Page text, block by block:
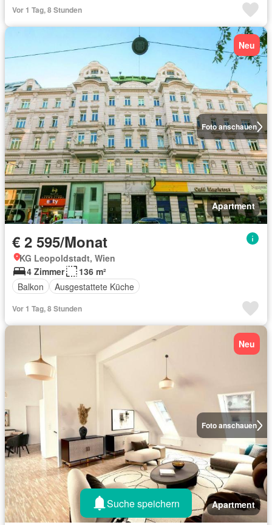
Vor 1 Tag, 8 Stunden
Foto anschauen
Neu
Apartment
€ 2 595/Monat
KG Leopoldstadt, Wien
4 Zimmer
136 m²
Balkon
Ausgestattete Küche
Vor 1 Tag, 8 Stunden
Foto anschauen
Neu
Apartment
Suche speichern